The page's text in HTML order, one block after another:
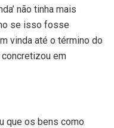
não tinha mais
se isso fosse
vinda até o término do
em
que os bens como